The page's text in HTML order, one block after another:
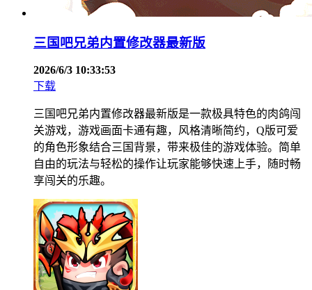
三国吧兄弟内置修改器最新版
2026/6/3 10:33:53
下载
三国吧兄弟内置修改器最新版是一款极具特色的肉鸽闯
关游戏，游戏画面卡通有趣，风格清晰简约，Q版可爱
的角色形象结合三国背景，带来极佳的游戏体验。简单
自由的玩法与轻松的操作让玩家能够快速上手，随时畅
享闯关的乐趣。